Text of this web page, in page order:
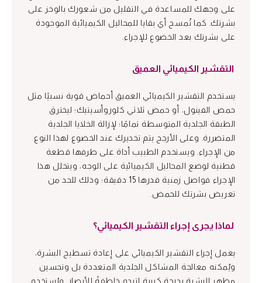
على وجهك للمساعدة في التقليل من شعورك بالوخز على
بشرتك. كما تُمسح أي بقايا للمحاليل الكيميائية الموجودة
على بشرتك بعد الخضوع للإجراء.
التقشير الكيميائي العميق
يستخدم التقشير الكيميائي العميق أحماض قوية نسبيًا مثل
حمض الفينول، أو حمض ثلاثي كلوروأسيتيك؛ ليخترق
الطبقة الجلدية المتوسطة تمامًا؛ لإزالة الخلايا الجلدية
المتضررة. وعلى الأرجح يتم تخديرك عند الخضوع لهذا النوع
من الإجراء. ويستخدم الطبيب أداة على طرفها قطعة
قطنية لوضع المحاليل الكيميائية على الوجه، ويتخلل هذا
الإجراء فواصل زمنية قدرها 15 دقيقة؛ وذلك للحد من
تعريض بشرتك للحمض.
لماذا يجرى إجراء التقشير الكيميائي؟
يعمل إجراء التقشير الكيميائي على إعادة تسطيح البشرة،
ويُمكنه معالجة المشاكل الجلدية المتعددة بل وتحسين
مظهر البشرة بدرجة كبيرة لتبدو خاطفةً للأبصار. ويُستخدم